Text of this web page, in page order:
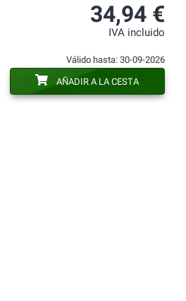
34,94 €
IVA incluido
Válido hasta: 30-09-2026
AÑADIR A LA CESTA